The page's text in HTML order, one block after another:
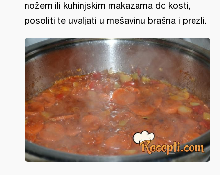
nožem ili kuhinjskim makazama do kosti,
posoliti te uvaljati u mešavinu brašna i prezli.